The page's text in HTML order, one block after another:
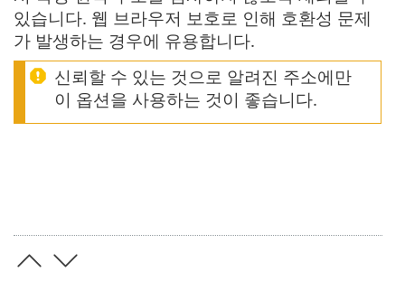
있습니다. 웹 브라우저 보호로 인해 호환성 문제
가 발생하는 경우에 유용합니다.
신뢰할 수 있는 것으로 알려진 주소에만
이 옵션을 사용하는 것이 좋습니다.